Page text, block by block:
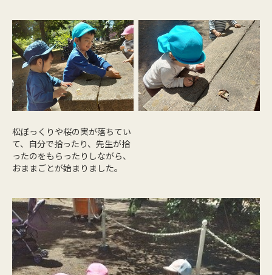
松ぼっくりや桜の実が落ちてい
て、自分で拾ったり、先生が拾
ったのをもらったりしながら、
おままごとが始まりました。